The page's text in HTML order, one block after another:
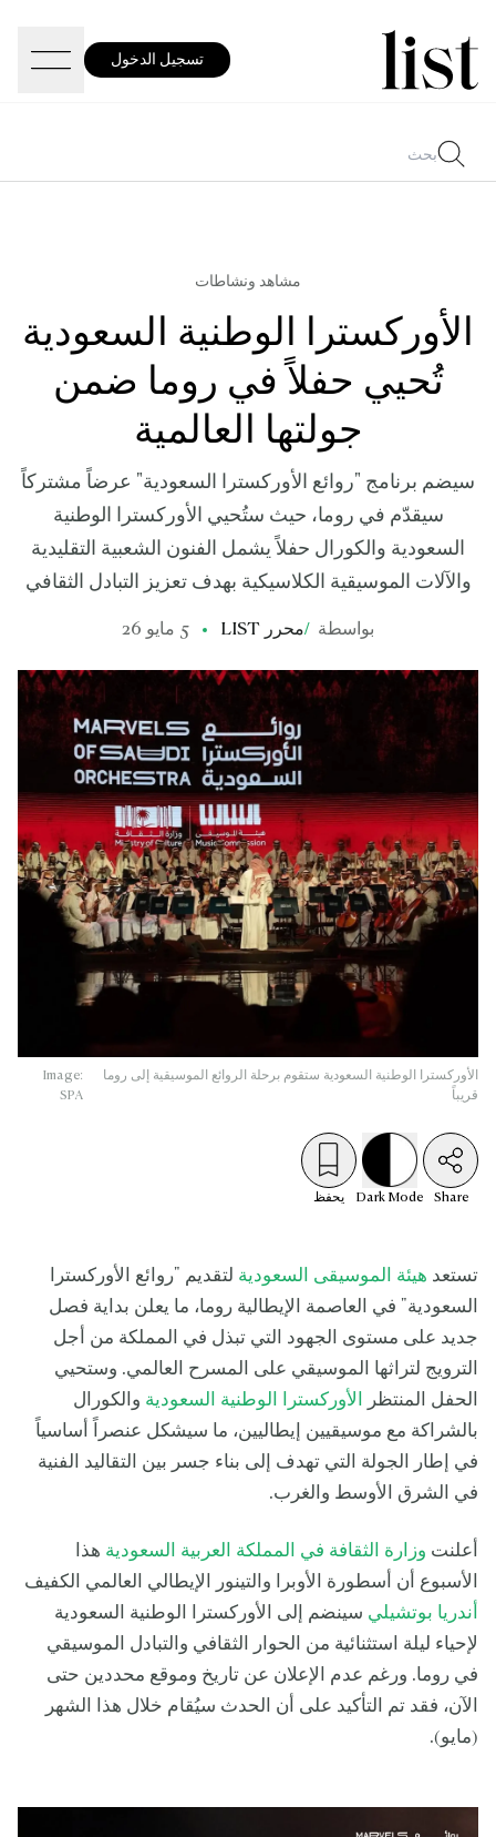
تسجيل الدخول
مشاهد ونشاطات
الأوركسترا الوطنية السعودية
تُحيي حفلاً في روما ضمن
جولتها العالمية
سيضم برنامج "روائع الأوركسترا السعودية" عرضاً مشتركاً
سيقدّم في روما، حيث ستُحيي الأوركسترا الوطنية
السعودية والكورال حفلاً يشمل الفنون الشعبية التقليدية
والآلات الموسيقية الكلاسيكية بهدف تعزيز التبادل الثقافي
بواسطة /محرر LIST 5 مايو 26
الأوركسترا الوطنية السعودية ستقوم برحلة الروائع الموسيقية إلى روما
قريباً
Image:
SPA
Share
Dark Mode يحفظ
تستعد هيئة الموسيقى السعودية لتقديم "روائع الأوركسترا
السعودية" في العاصمة الإيطالية روما، ما يعلن بداية فصل
جديد على مستوى الجهود التي تبذل في المملكة من أجل
الترويج لتراثها الموسيقي على المسرح العالمي. وستحيي
الحفل المنتظر
الأوركسترا الوطنية السعودية والكورال
بالشراكة مع موسيقيين إيطاليين، ما سيشكل عنصراً أساسياً
في إطار الجولة التي تهدف إلى بناء جسر بين التقاليد الفنية
في الشرق الأوسط والغرب.
أعلنت وزارة الثقافة في المملكة العربية السعودية هذا
الأسبوع أن أسطورة الأوبرا والتينور الإيطالي العالمي الكفيف
أندريا بوتشيلي سينضم إلى الأوركسترا الوطنية السعودية
لإحياء ليلة استثنائية من الحوار الثقافي والتبادل الموسيقي
في روما. ورغم عدم الإعلان عن تاريخ وموقع محددين حتى
الآن، فقد تم التأكيد على أن الحدث سيُقام خلال هذا الشهر
(مايو).